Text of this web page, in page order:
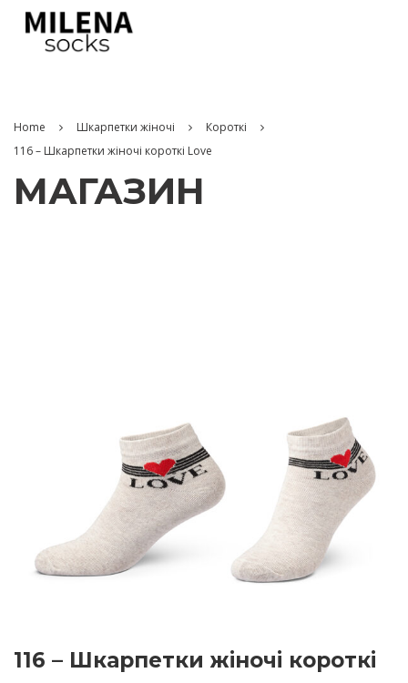
Home Шкарпетки жіночі
Короткі
116 – Шкарпетки жіночі короткі Love
МАГАЗИН
116 – Шкарпетки жіночі короткі